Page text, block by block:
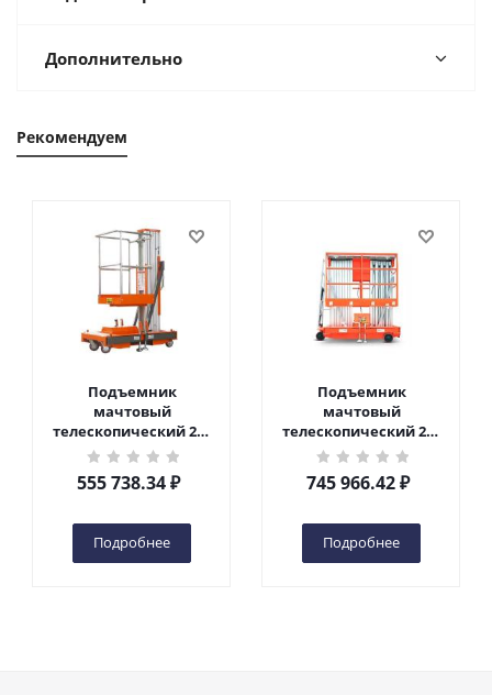
Дополнительно
Рекомендуем
Подъемник
мачтовый
телескопический 200
кг 6 м TOR GTWY6-200S
DC 2-мачтовый
(автономный) (G) в
555 738.34₽
Подробнее
Подъемник
мачтовый
телескопический 200
кг 10 м TOR GTWY10-
200S DC 2-мачтовый
(автономный) (N) в
745 966.42₽
Подробнее